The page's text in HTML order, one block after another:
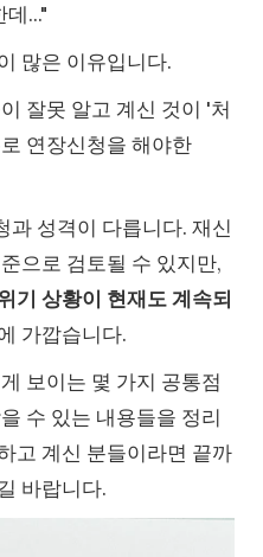
..."
많은 이유입니다.
잘못 알고 계신 것이 '처
연장신청을 해야한
과 성격이 다릅니다. 재신
으로 검토될 수 있지만,
기 상황이 현재도 계속되
가깝습니다.
보이는 몇 가지 공통점
수 있는 내용들을 정리
고 계신 분들이라면 끝까
바랍니다.